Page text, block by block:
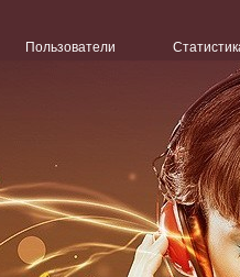
Пользователи